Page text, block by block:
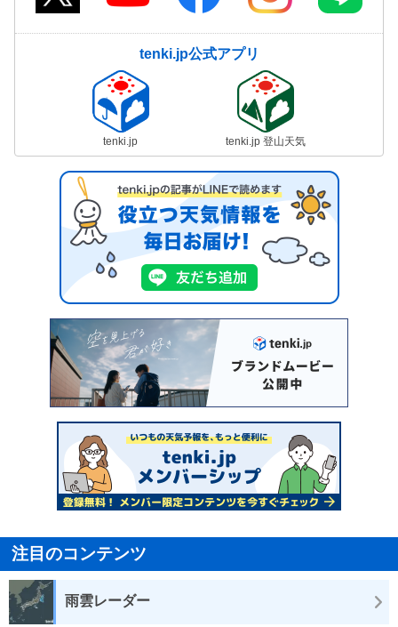
tenki.jp公式アプリ
tenki.jp tenki.jp 登山天気
注目のコンテンツ
雨雲レーダー